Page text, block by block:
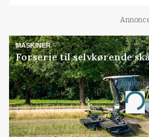
MASKINER
Forserie til selvkørende
Loading...